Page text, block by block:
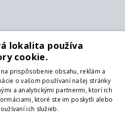
lokalita používa
cookie.
prispôsobenie obsahu, reklám a
o vašom používaní našej stránky
a analytickými partnermi, ktorí ich
ktoré ste im poskytli alebo
ich služieb.